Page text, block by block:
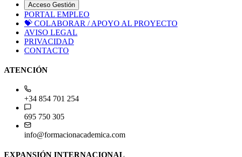
Acceso Gestión
PORTAL EMPLEO
💝 COLABORAR / APOYO AL PROYECTO
AVISO LEGAL
PRIVACIDAD
CONTACTO
ATENCIÓN
+34 854 701 254
695 750 305
info@formacionacademica.com
EXPANSIÓN INTERNACIONAL